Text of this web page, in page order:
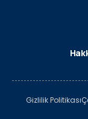
Gizlilik Politikası